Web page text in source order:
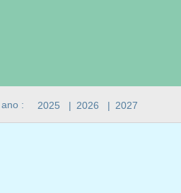
: 2025 | 2026 | 2027